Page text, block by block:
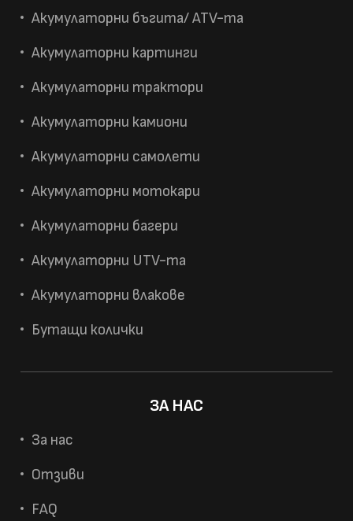
Акумулаторни бъгита/ ATV-та
Акумулаторни картинги
Акумулаторни трактори
Акумулаторни камиони
Акумулаторни самолети
Акумулаторни мотокари
Акумулаторни багери
Акумулаторни UTV-та
Акумулаторни влакове
Бутащи колички
ЗА НАС
За нас
Отзиви
FAQ